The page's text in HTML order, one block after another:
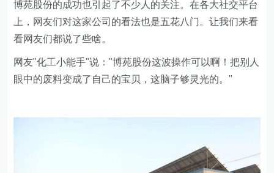
博苑股份的成功也引起了不少人的关注。在各大社交平台
上，网友们对这家公司的看法也是五花八门。让我们来看
看网友们都说了些啥。
网友"化工小能手"说："博苑股份这波操作可以啊！把别人
眼中的废料变成了自己的宝贝，这脑子够灵光的。"